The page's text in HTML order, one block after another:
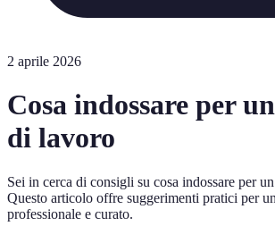
2 aprile 2026
Cosa indossare per
di lavoro
Sei in cerca di consigli su cosa indossare per
Questo articolo offre suggerimenti pratici per
professionale e curato.